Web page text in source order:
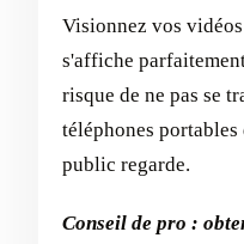
Visionnez vos
s'affiche
risque de ne pas se
téléphones
public regarde.
Conseil de pro :